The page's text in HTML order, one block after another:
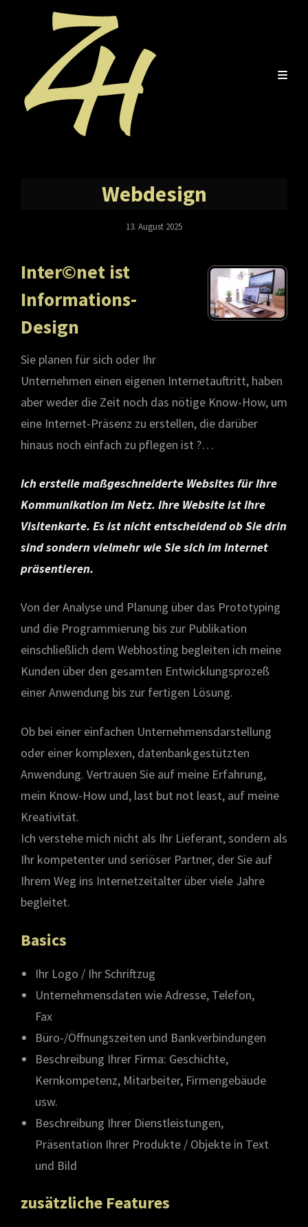
Webdesign
Posted
13. August 2025
Inter©net ist
Informations-
Design
Sie planen für sich oder Ihr
Unternehmen einen eigenen Internetauftritt, haben
aber weder die Zeit noch das nötige Know-How, um
eine Internet-Präsenz zu erstellen, die darüber
hinaus noch einfach zu pflegen ist ?…
Ich erstelle maßgeschneiderte Websites für Ihre
Kommunikation im Netz. Ihre Website ist Ihre
Visitenkarte. Es ist nicht entscheidend ob Sie drin
sind sondern vielmehr wie Sie sich im Internet
präsentieren.
Von der Analyse und Planung über das Prototyping
und die Programmierung bis zur Publikation
einschließlich dem Webhosting begleiten ich meine
Kunden über den gesamten Entwicklungsprozeß
einer Anwendung bis zur fertigen Lösung.
Ob bei einer einfachen Unternehmensdarstellung
oder einer komplexen, datenbankgestützten
Anwendung. Vertrauen Sie auf meine Erfahrung,
mein Know-How und, last but not least, auf meine
Kreativität.
Ich verstehe mich nicht als Ihr Lieferant, sondern als
Ihr kompetenter und seriöser Partner, der Sie auf
Ihrem Weg ins Internetzeitalter über viele Jahre
begleitet.
Basics
Ihr Logo / Ihr Schriftzug
Unternehmensdaten wie Adresse, Telefon,
Fax
Büro-/Öffnungszeiten und Bankverbindungen
Beschreibung Ihrer Firma: Geschichte,
Kernkompetenz, Mitarbeiter, Firmengebäude
usw.
Beschreibung Ihrer Dienstleistungen,
Präsentation Ihrer Produkte / Objekte in Text
und Bild
zusätzliche Features